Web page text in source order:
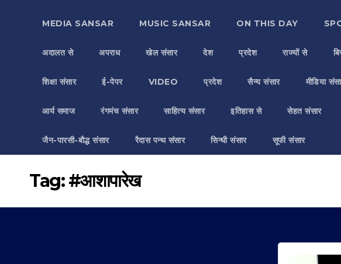
MEDIA SANSAR MUSIC SANSAR ON THIS DAY
अदालत से अपराध खेल संसार देश प्रदेश राज्यों से
शिक्षा संसार ई-पेपर VIDEO प्रदेश सैन्य संसार मीडिया
आर्य समाज रंगमंच संसार साहित्य संसार इतिहास से सेहत संसार
जैन-पारसी-बौद्ध संसार रैदास पन्थ संसार सिन्धी संसार सूफी संसार
Tag:#आशापारेख